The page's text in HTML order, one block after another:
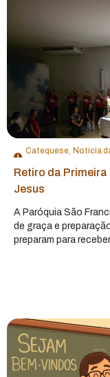
Catequese, Notícia
Retiro da
Jesus
A Paróquia São
de graça e
preparam para receber